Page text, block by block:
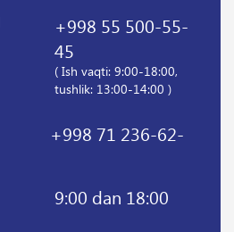
+998 55 500-55-
45
( Ish vaqti: 9:00-18:00,
tushlik: 13:00-14:00 )
+998 71 236-62-
9:00 dan 18:00